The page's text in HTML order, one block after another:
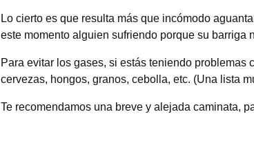
Lo cierto es que resulta más que incómodo
este momento alguien sufriendo porque su barriga
Para evitar los gases, si estás teniendo
cervezas, hongos, granos, cebolla, etc. (Una lista
Te recomendamos una breve y alejada caminata,